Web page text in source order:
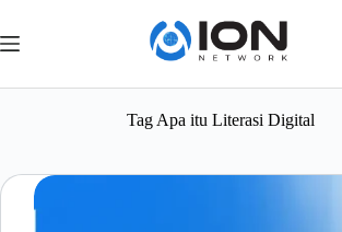
content
TagApa itu Literasi Digital